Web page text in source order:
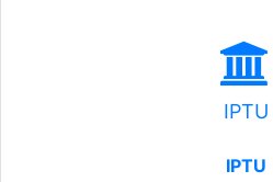
IPTU
IPTU